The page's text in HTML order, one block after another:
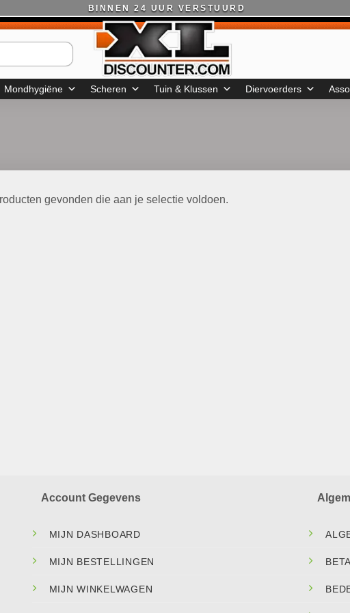
BINNEN 24 UUR VERSTUURD
Mondhygiëne Scheren Tuin & Klussen Diervoerders
gevonden die aan je selectie voldoen.
Account Gegevens
MIJN DASHBOARD
MIJN BESTELLINGEN
MIJN WINKELWAGEN